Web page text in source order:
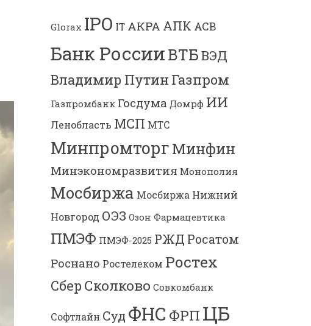
Glorax IPO IT АКРА АПК АСВ
Банк РоссииВТБВЭД
Владимир Путин Газпром
Газпромбанк Госдума Домрф ИИ
Ленобласть МСП МТС
МинпромторгМинфин
Минэкономразвития Монополия
Мосбиржа Мосбиржа Нижний
Новгород ОЭЗ Озон Фармацевтика
ПМЭФ ПМЭФ-2025 РЖД Росатом
Роснано Ростелеком Ростех
Сбер Сколково Совкомбанк
Софтлайн Суд ФНС ФРП ЦБ